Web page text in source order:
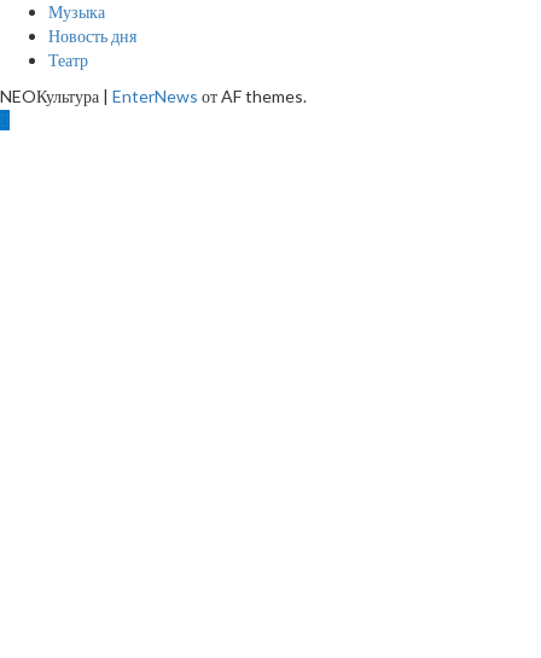
Музыка
Новость дня
Театр
NEOКультура
EnterNews от AF themes.